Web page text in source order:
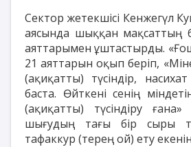
Сектор жетекшісі Кенжегүл
аясында шыққан мақсаттың
аяттарымен ұштастырды.
21 аяттарын оқып беріп,
(ақиқатты) түсіндір,
баста. Өйткені сенің
(ақиқатты) түсіндіру
шығудың тағы бір сыры
тафаккур (терең ой) ету